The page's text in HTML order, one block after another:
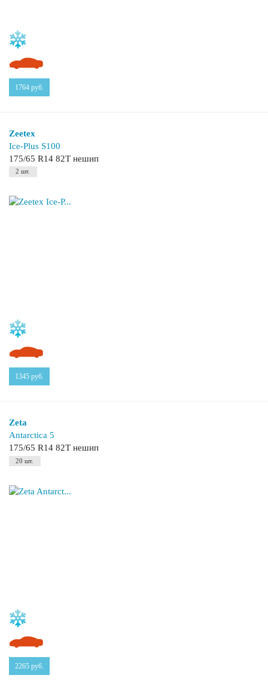
1764 руб.
Zeetex
Ice-Plus S100
175/65 R14 82T нешип
2 шт.
1345 руб.
Zeta
Antarctica 5
175/65 R14 82T нешип
20 шт.
2265 руб.